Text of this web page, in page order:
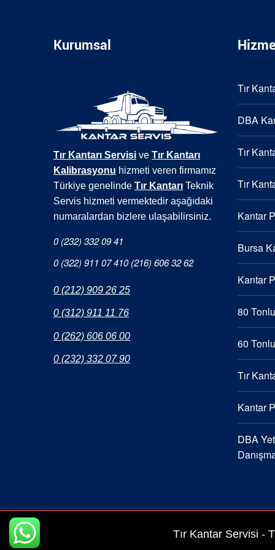
Kurumsal
Tır Kantarı Servisi ve Tır Kantarı
Kalibrasyonu hizmeti veren firmamız
Türkiye genelinde Tır Kantarı Teknik
Servis hizmeti vermektedir aşağıdaki
numaralardan bizlere ulaşabilirsiniz.
0 (232) 332 09 41
0 (322) 911 07 410 (216) 606 32 62
0 (212) 909 26 25
0 (312) 911 11 76
0 (262) 606 06 00
0 (232) 332 07 90
Tır
DBA
Tır
Tır
Kantar
Bursa
Kantar
80
60
Tır
Kantar
DBA
Tır Kantar Servisi -